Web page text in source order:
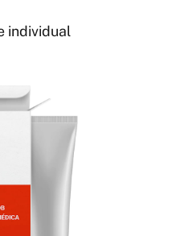
individual